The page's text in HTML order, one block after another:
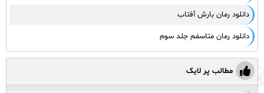
دانلود رمان بارش آفتاب
دانلود رمان متاسفم جلد سوم
مطالب پر لایک